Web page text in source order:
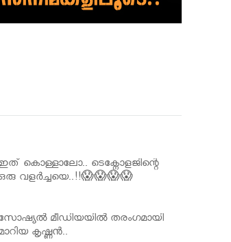
കൊള്ളാലോ.. ടെക്നോളജിന്റെ
വളർച്ചയെ..!!😱😱😱😱
മീഡിയയിൽ തരംഗമായി
കൃഷ്ണൻ..